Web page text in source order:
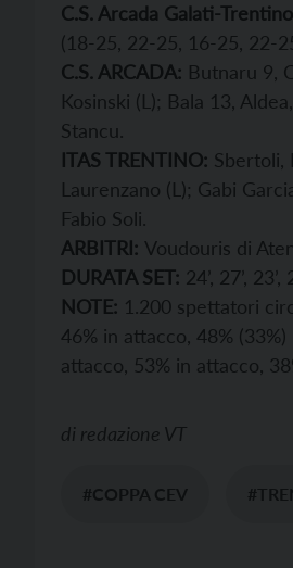
C.S. Arcada Galati-
(18-25, 22-25, 16-25, 22-
C.S. ARCADA: Butnaru 9,
Kosinski (L); Bala 13,
Stancu.
ITAS TRENTINO: Sbertoli,
Laurenzano (L); Gabi
Fabio Soli.
ARBITRI: Voudouris di
DURATA SET: 24’, 27’,
NOTE: 1.200 spettatori
46% in attacco, 48%
attacco, 53% in attacco,
di redazione VT
#COPPA CEV